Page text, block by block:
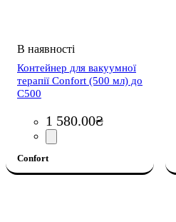
Контейнер для вакуумної
терапії Confort (500 мл) до
С500
1 580.00₴
Confort